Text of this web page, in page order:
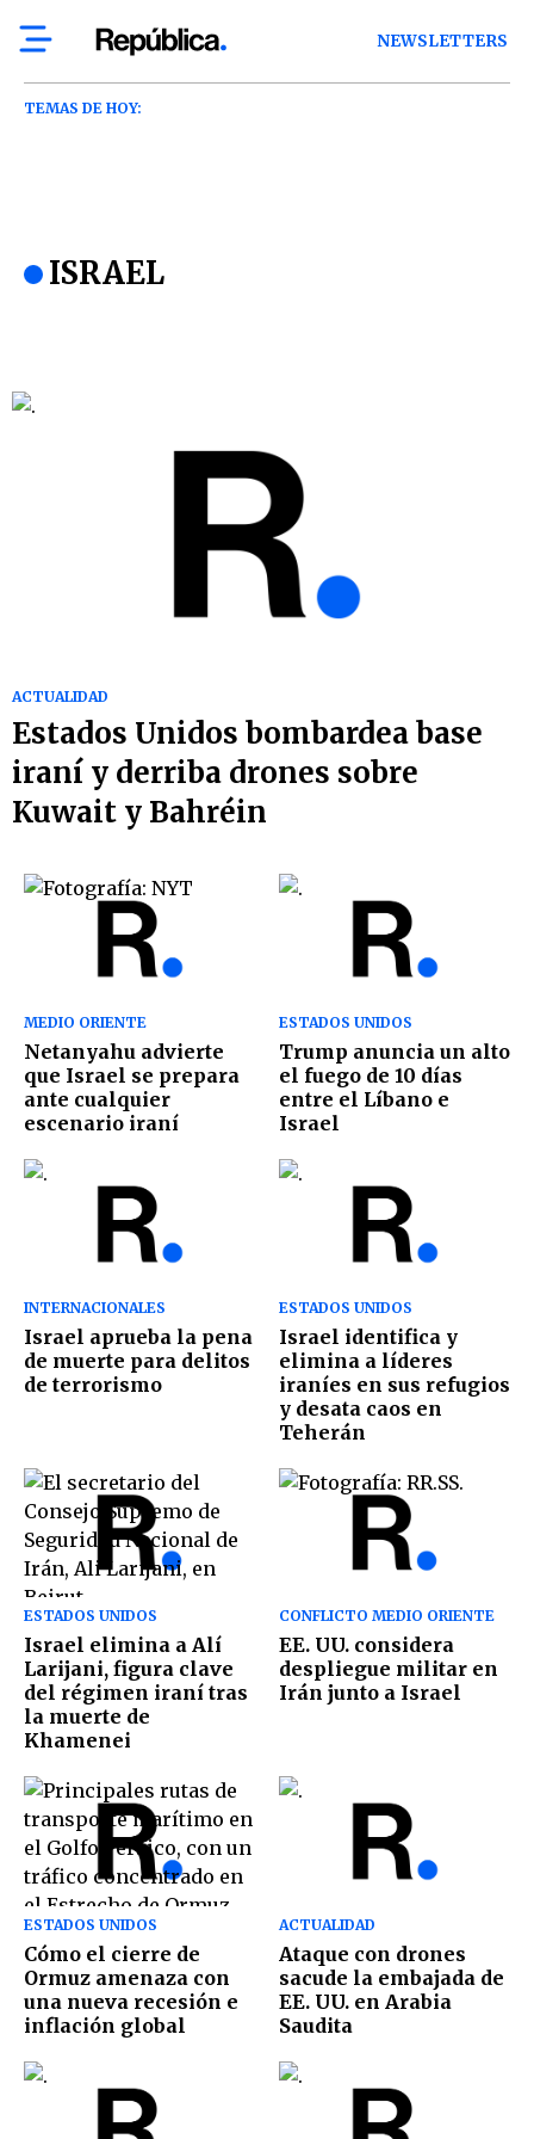
NEWSLETTERS
TEMAS DE HOY:
ISRAEL
ACTUALIDAD
Estados Unidos bombardea base
iraní y derriba drones sobre
Kuwait y Bahréin
MEDIO ORIENTE
Netanyahu advierte
que Israel se prepara
ante cualquier
escenario iraní
ESTADOS UNIDOS
Trump anuncia un alto
el fuego de 10 días
entre el Líbano e
Israel
INTERNACIONALES
Israel aprueba la pena
de muerte para delitos
de terrorismo
ESTADOS UNIDOS
Israel identifica y
elimina a líderes
iraníes en sus refugios
y desata caos en
Teherán
ESTADOS UNIDOS
Israel elimina a Alí
Larijani, figura clave
del régimen iraní tras
la muerte de
Khamenei
CONFLICTO MEDIO ORIENTE
EE. UU. considera
despliegue militar en
Irán junto a Israel
ESTADOS UNIDOS
Cómo el cierre de
Ormuz amenaza con
una nueva recesión e
inflación global
ACTUALIDAD
Ataque con drones
sacude la embajada de
EE. UU. en Arabia
Saudita